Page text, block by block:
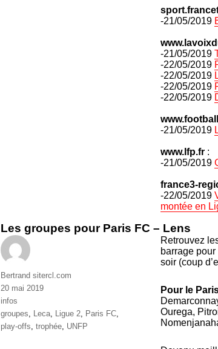
-21/05/2019
-21/05/2019
-22/05/2019
-22/05/2019
-22/05/2019
-22/05/2019
-21/05/2019
www.lfp.fr :
-21/05/2019
france3-
-22/05/2019
montée en
Les groupes pour Paris FC – Lens
Retrouvez
barrage
soir (coup
Pour le
Ourega,
Auteur
Bertrand sitercl.com
Publié
le
20 mai 2019
Catégories
infos
Étiquettes
groupes Leca Ligue 2 Paris FC
play-offs trophée UNFP